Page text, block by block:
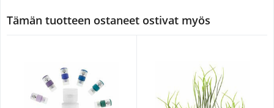
Tämän tuotteen ostaneet ostivat myös